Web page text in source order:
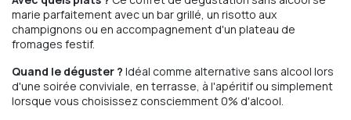
marie parfaitement avec un bar grillé, un risotto aux
champignons ou en accompagnement d'un plateau de
fromages festif.
Quand le déguster ? Idéal comme alternative sans alcool lors
d'une soirée conviviale, en terrasse, à l'apéritif ou simplement
lorsque vous choisissez consciemment 0% d'alcool.